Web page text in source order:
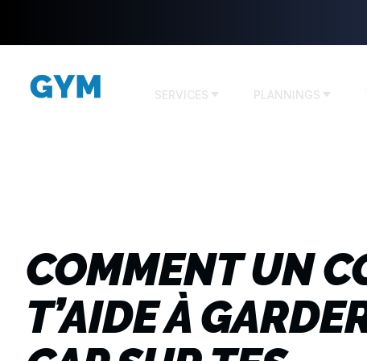
SERVICES PLANNINGS
COMMENT UN
T’AIDE À